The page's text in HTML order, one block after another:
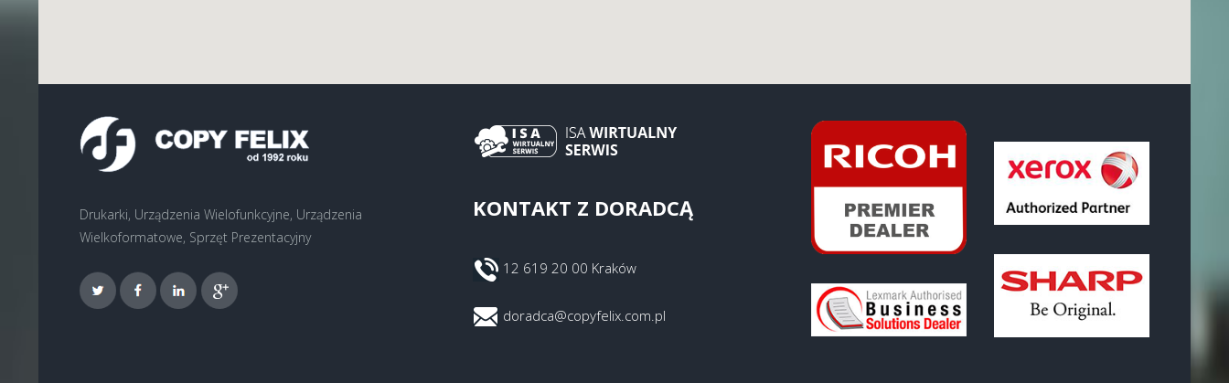
Drukarki, Urządzenia Wielofunkcyjne, Urządzenia
Wielkoformatowe, Sprzęt Prezentacyjny
KONTAKT Z DORADCĄ
12 619 20 00 Kraków
doradca@copyfelix.com.pl